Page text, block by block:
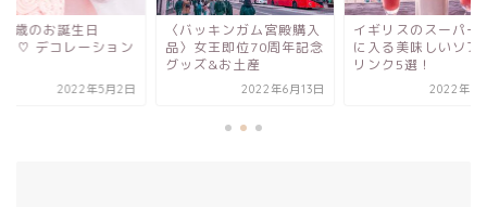
歳のお誕生日
デコレーション
2022年5月2日
〈バッキンガム宮殿購入
品〉女王即位70周年記念
グッズ&お土産
2022年6月13日
イギリスのスーパー
に入る美味しいソフ
リンク5選！
2022年8